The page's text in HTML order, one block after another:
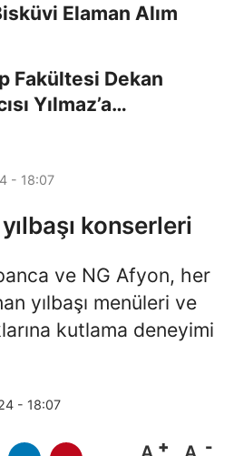
Elaman Alım
Fakültesi Dekan
Yılmaz’a
- 18:07
konserleri
ve NG Afyon, her
yılbaşı menüleri ve
kutlama deneyimi
- 18:07